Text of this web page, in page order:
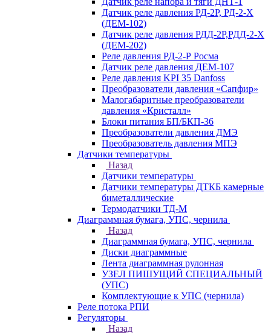
Датчик реле давления РД-2Р, РД-2-Х
(ДЕМ-102)
Датчик реле давления РДД-2Р,РДД-2-Х
(ДЕМ-202)
Реле давления РД-2-Р Росма
Датчик реле давления ДЕМ-107
Реле давления KPI 35 Danfoss
Преобразователи давления «Сапфир»
Малогабаритные преобразователи
давления «Кристалл»
Блоки питания БП/БКП-36
Преобразователи давления ДМЭ
Преобразователь давления МПЭ
Датчики температуры
Назад
Датчики температуры
Датчики температуры ДТКБ камерные
биметаллические
Термодатчики ТД-М
Диаграммная бумага, УПС, чернила
Назад
Диаграммная бумага, УПС, чернила
Диски диаграммные
Лента диаграммная рулонная
УЗЕЛ ПИШУЩИЙ СПЕЦИАЛЬНЫЙ
(УПС)
Комплектующие к УПС (чернила)
Реле потока РПИ
Регуляторы
Назад